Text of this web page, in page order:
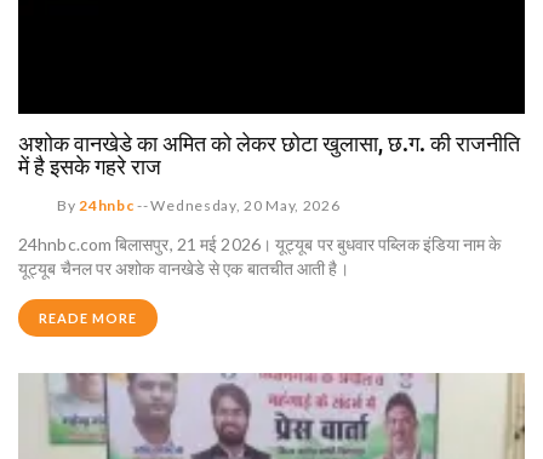
अशोक वानखेडे का अमित को लेकर छोटा खुलासा, छ.ग. की राजनीति
में है इसके गहरे राज
By24hnbc --Wednesday, 20 May, 2026
24hnbc.com बिलासपुर, 21 मई 2026। यूट्यूब पर बुधवार पब्लिक इंडिया नाम के
यूट्यूब चैनल पर अशोक वानखेडे से एक बातचीत आती है।
READE MORE